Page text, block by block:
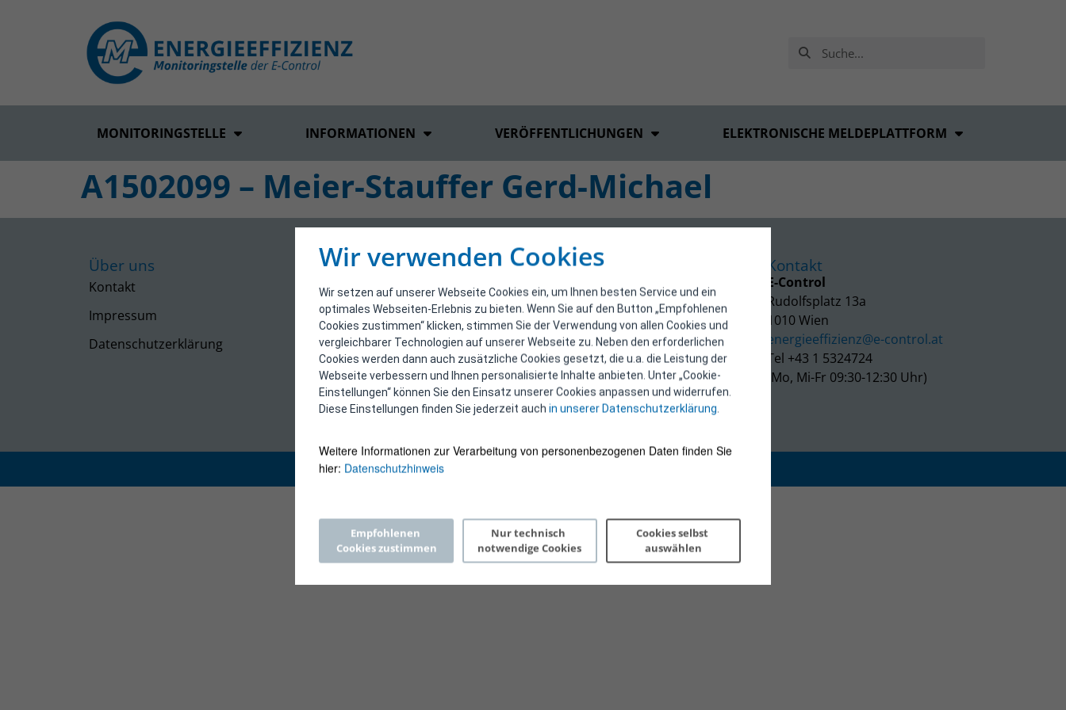
Wir verwenden Cookies
Wir setzen auf unserer Webseite Cookies ein, um Ihnen besten Service und ein
optimales Webseiten-Erlebnis zu bieten. Wenn Sie auf den Button „Empfohlenen
Cookies zustimmen“ klicken, stimmen Sie der Verwendung von allen Cookies und
vergleichbarer Technologien auf unserer Webseite zu. Neben den erforderlichen
Cookies werden dann auch zusätzliche Cookies gesetzt, die u.a. die Leistung der
Webseite verbessern und Ihnen personalisierte Inhalte anbieten. Unter „Cookie-
Einstellungen“ können Sie den Einsatz unserer Cookies anpassen und widerrufen.
Diese Einstellungen finden Sie jederzeit auch in unserer Datenschutzerklärung.
Weitere Informationen zur Verarbeitung von personenbezogenen Daten finden Sie
hier: Datenschutzhinweis
Empfohlenen
Cookies zustimmen
Nur technisch
notwendige Cookies
Cookies selbst
auswählen
MONITORINGSTELLE INFORMATIONEN VERÖFFENTLICHUNGEN ELEKTRONISCHE MELDEPLATTFORM
A1502099 – Meier-Stauffer Gerd-Michael
Über uns
Kontakt
Impressum
Datenschutzerklärung
Kontakt
E-Control
Rudolfsplatz 13a
1010 Wien
energieeffizienz@e-control.at
Tel +43 1 5324724
(Mo, Mi-Fr 09:30-12:30 Uhr)